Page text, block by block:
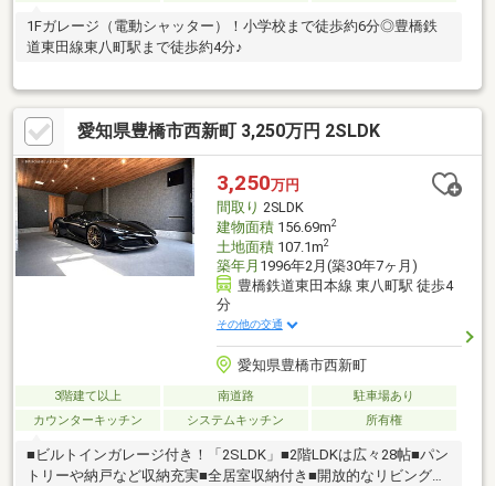
1Fガレージ（電動シャッター）！小学校まで徒歩約6分◎豊橋鉄
道東田線東八町駅まで徒歩約4分♪
愛知県豊橋市西新町 3,250万円 2SLDK
3,250万円
間取り 2SLDK
建物面積156.69m2
土地面積107.1m2
築年月 1996年2月(築30年7ヶ月)
豊橋鉄道東田本線 東八町駅 徒歩4
分
その他の交通
愛知県豊橋市西新町
3階建て以上 南道路
駐車場あり
カウンターキッチン
システムキッチン 所有権
■ビルトインガレージ付き！「2SLDK」■2階LDKは広々28帖■パン
トリーや納戸など収納充実■全居室収納付き■開放的なリビング階